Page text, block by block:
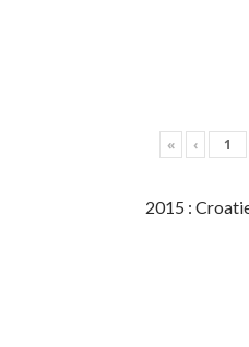
« ‹
2015 :